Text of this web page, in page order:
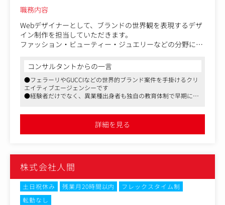
職務内容
Webデザイナーとして、ブランドの世界観を表現するデザ
イン制作を担当していただきます。
ファッション・ビューティー・ジュエリーなどの分野にお
ザインやグラフィックデザインを手掛けることで、クリエ
イティブな価値を提供していきます。
■具体的には
・ブランドの世界観を表現したWebサイトやLPの制作
・自社サービスを活用したUIデザインやグラフィックデザ
コンサルタントからの一言
●フェラーリやGUCCIなどの世界的ブランド案件を手掛けるクリ
エイティブエージェンシーです
●経験者だけでなく、異業種出身者も独自の教育体制で早期に活
詳細を見る
株式会社人間
土日祝休み 残業月20時間以内
フレックスタイム制
転勤なし